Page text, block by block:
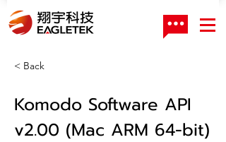
< Back
Komodo Software API
v2.00 (Mac ARM 64-bit)